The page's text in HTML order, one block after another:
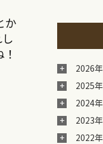
か
2026年
2025年
2024年
2023年
2022年